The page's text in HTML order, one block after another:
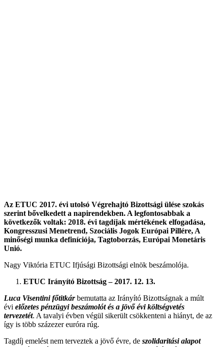
Az ETUC 2017. évi utolsó Végrehajtó Bizottsági ülése szokás
szerint bővelkedett a napirendekben. A legfontosabbak a
következők voltak: 2018. évi tagdíjak mértékének elfogadása,
Kongresszusi Menetrend, Szociális Jogok Európai Pillére, A
minőségi munka definíciója, Tagtoborzás, Európai Monetáris
Unió.
Nagy Viktória ETUC Ifjúsági Bizottsági elnök beszámolója.
ETUC Irányító Bizottság – 2017. 12. 13.
Luca Visentini főtitkárbemutatta az Irányító Bizottságnak a múlt
évi előzetes pénzügyi beszámolót és a jövő évi költségvetés
tervezetét. A tavalyi évben végül sikerült csökkenteni a hiányt, de az
így is több százezer euróra rúg.
Tagdíj emelést nem terveztek a jövő évre, de szolidaritási alapot